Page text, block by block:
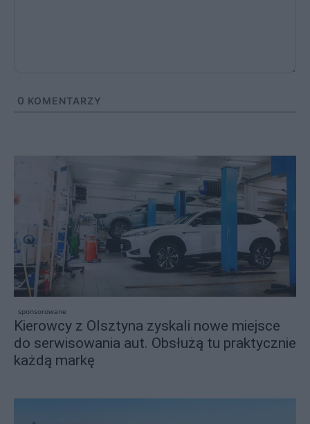
0 KOMENTARZY
sponsorowane
Kierowcy z Olsztyna zyskali nowe miejsce
do serwisowania aut. Obsłużą tu praktycznie
każdą markę